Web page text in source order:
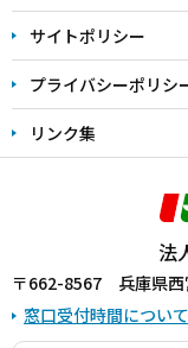
サイトポリシー
プライバシーポリシ
リンク集
法
〒662-8567 兵庫県西
窓口受付時間につい